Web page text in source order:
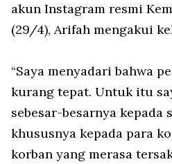
akun Instagram resmi
(29/4), Arifah mengakui
“Saya menyadari bahwa
kurang tepat. Untuk itu
sebesar-besarnya kepada
khususnya kepada para
korban yang merasa